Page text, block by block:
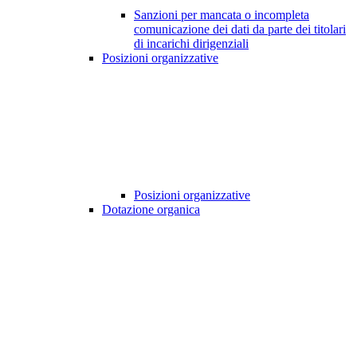
Sanzioni per mancata o incompleta
comunicazione dei dati da parte dei titolari
di incarichi dirigenziali
Posizioni organizzative
Posizioni organizzative
Dotazione organica